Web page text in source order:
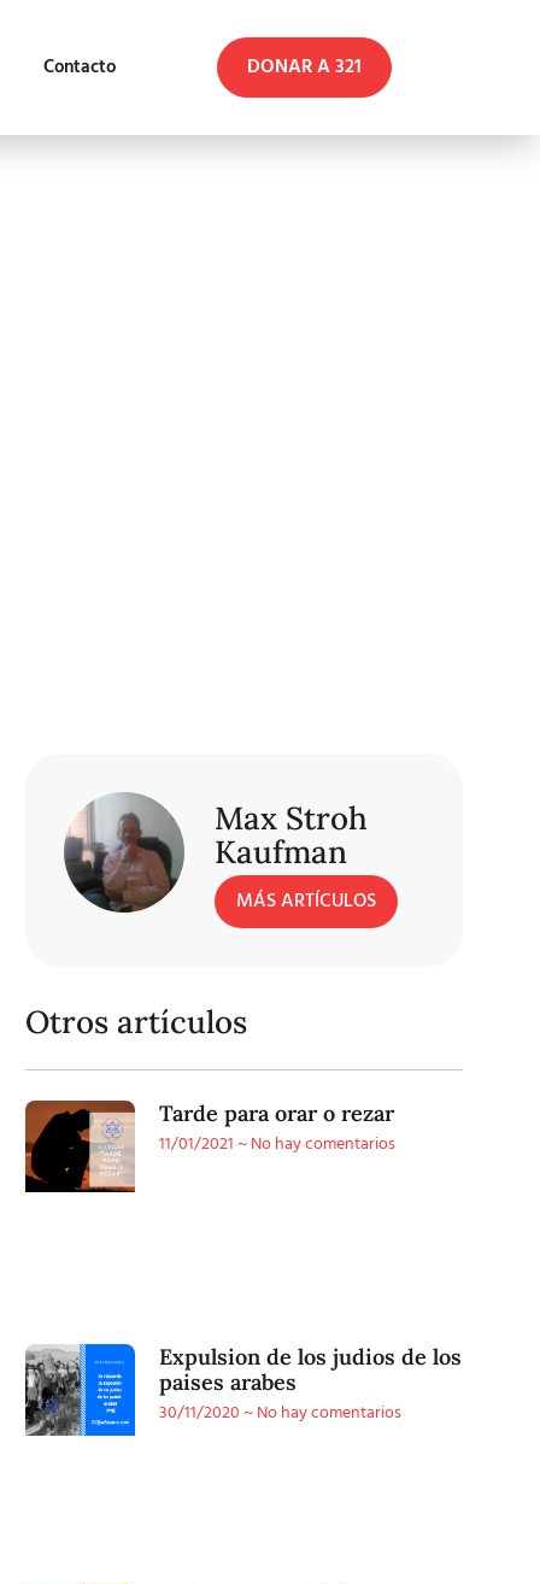
Contacto DONAR A 321
Max Stroh
Kaufman
MÁS ARTÍCULOS
Otros artículos
Tarde para orar o rezar
11/01/2021 No hay comentarios
Expulsion de los judios de los
paises arabes
30/11/2020 No hay comentarios